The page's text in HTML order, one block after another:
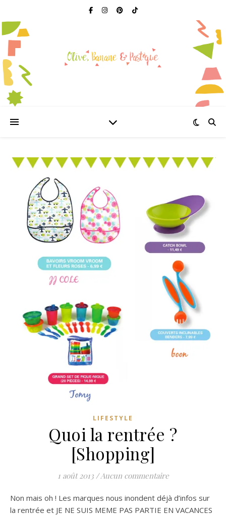
LIFESTYLE
Quoi la rentrée ?
[Shopping]
1 août 2013 /Aucun commentaire
Non mais oh ! Les marques nous inondent déjà d’infos sur
la rentrée et JE NE SUIS MEME PAS PARTIE EN VACANCES